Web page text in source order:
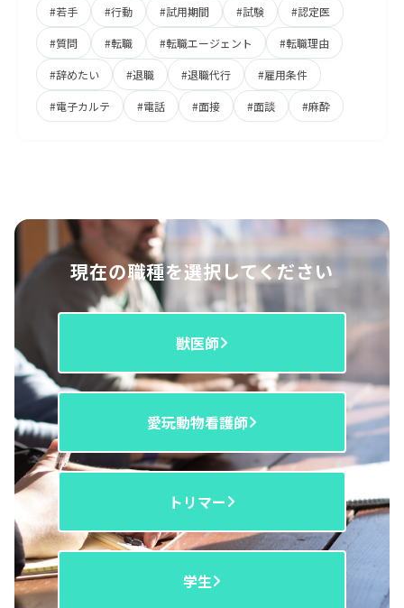
#若手 #行動 #試用期間 #試験 #認定医
#質問 #転職 #転職エージェント #転職理由
#辞めたい #退職 #退職代行 #雇用条件
#電子カルテ #電話 #面接 #面談 #麻酔
現在の職種を選択してください
獣医師
愛玩動物看護師
トリマー
学生